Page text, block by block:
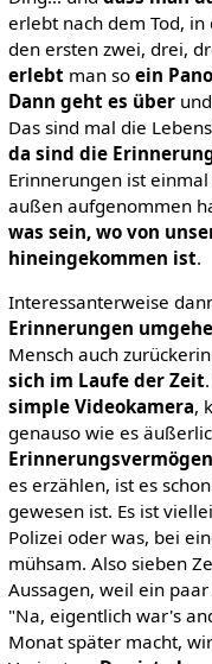
erlebt nach dem Tod, in
den ersten zwei, drei,
erlebtman so ein
Dann geht es überund
Das sind mal die
da sind die
Erinnerungen ist
außen aufgenommen
was sein, wo von
hineingekommen ist.
Interessanterweise
Erinnerungen
Mensch auch
sich im Laufe der Zeit
simple Videokamera,
genauso wie es
Erinnerungsvermögen
es erzählen, ist es
gewesen ist. Es ist
Polizei oder was, bei
mühsam. Also sieben
Aussagen, weil ein
"Na, eigentlich war's
Monat später macht,